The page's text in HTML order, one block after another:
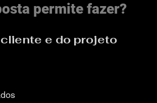
permite fazer?
e do projeto